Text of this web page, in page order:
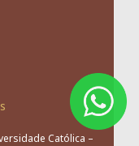
Católica –